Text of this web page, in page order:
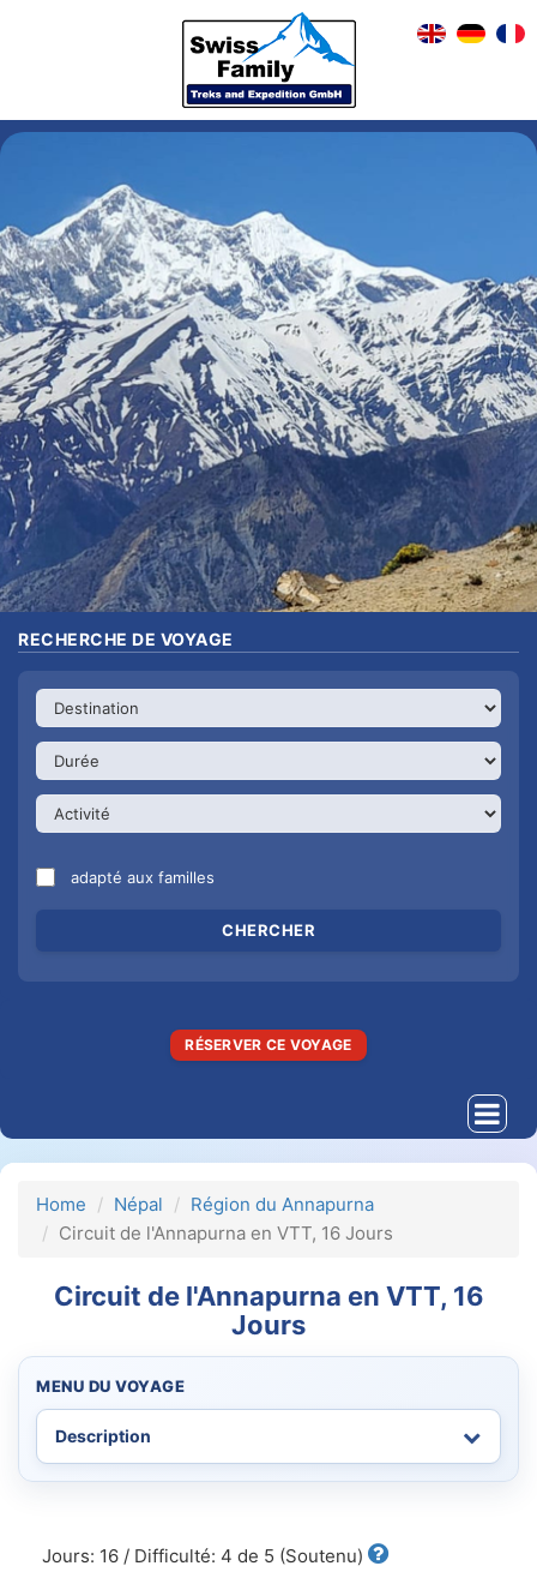
RECHERCHE DE VOYAGE
adapté aux familles
RÉSERVER CE VOYAGE
Home Népal
Région du Annapurna
Circuit de l'Annapurna en VTT, 16 Jours
Circuit de l'Annapurna en VTT, 16
Jours
MENU DU VOYAGE
Jours: 16 / Difficulté: 4 de 5 (Soutenu)